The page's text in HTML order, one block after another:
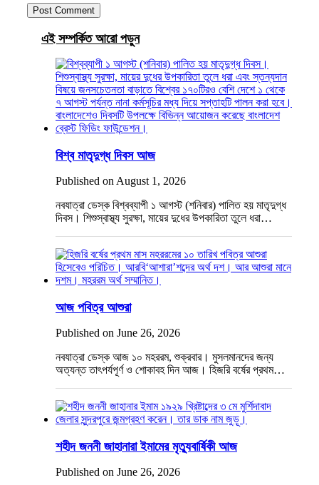
এই সম্পর্কিত আরো পড়ুন
বিশ্ব মাতৃদুগ্ধ দিবস আজ
Published on August 1, 2026
নবযাত্রা ডেস্ক বিশ্বব্যাপী ১ আগস্ট (শনিবার) পালিত হয় মাতৃদুগ্ধ
দিবস। শিশুস্বাস্থ্য সুরক্ষা, মায়ের দুধের উপকারিতা তুলে ধরা…
আজ পবিত্র আশুরা
Published on June 26, 2026
নবযাত্রা ডেস্ক আজ ১০ মহররম, শুক্রবার। মুসলমানদের জন্য
অত্যন্ত তাৎপর্যপূর্ণ ও শোকাবহ দিন আজ। হিজরি বর্ষের প্রথম…
শহীদ জননী জাহানারা ইমামের মৃত্যুবার্ষিকী আজ
Published on June 26, 2026